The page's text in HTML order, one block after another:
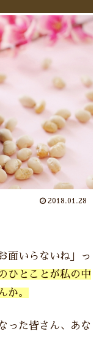
2018.01.28
面いらないね」っ
ひとことが私の中
か。
った皆さん、あな